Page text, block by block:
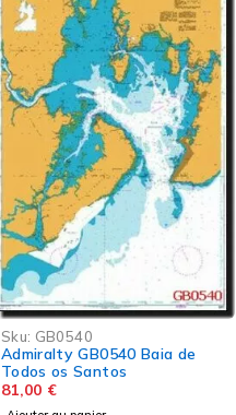
Sku: GB0540
Admiralty GB0540 Baia de
Todos os Santos
81,00 €